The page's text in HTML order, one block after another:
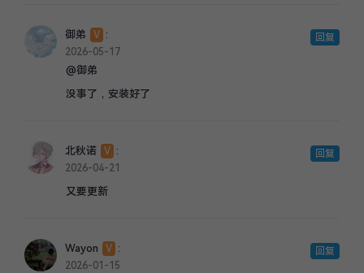
御弟 V :
2026-05-17
@御弟
没事了，安装好了
回复
北秋诺 V :
2026-04-21
又要更新
回复
Wayon V :
2026-01-15
回复